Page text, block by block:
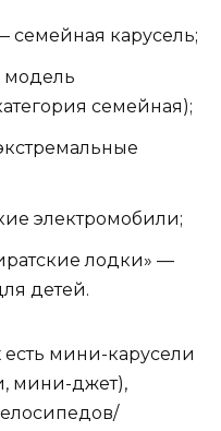
семейная карусель;
модель
семейная);
электромобили;
лодки» —
детей.
есть мини-карусели
мини-джет),